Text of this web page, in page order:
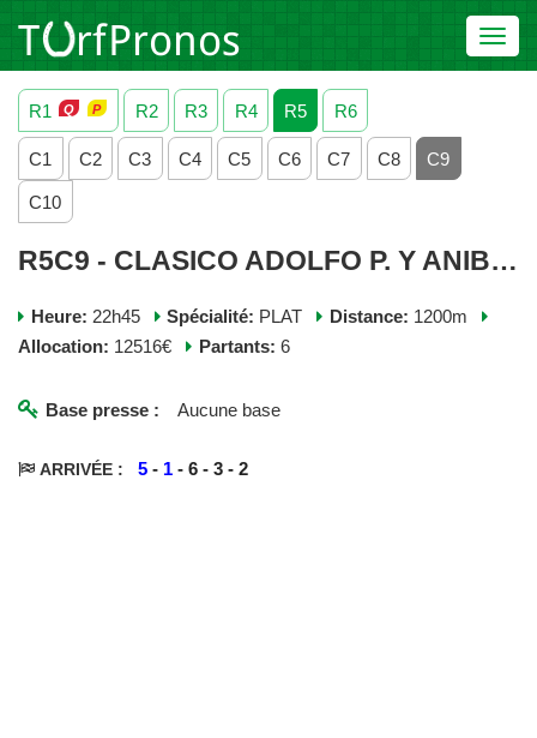
R1
R2 R3 R4 R5 R6
C1 C2 C3 C4 C5 C6 C7 C8 C9
C10
R5C9 - CLASICO ADOLFO P. Y ANIBAL J. GIOVANETTI S. - MERCREDI 03 JUIN 2026
Heure: 22h45 Spécialité: PLAT Distance: 1200m
Allocation: 12516€ Partants: 6
Base presse : Aucune base
ARRIVÉE : 5 - 1 - 6 - 3 - 2